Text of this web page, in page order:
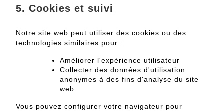
5. Cookies et suivi
Notre site web peut utiliser des cookies ou des
technologies similaires pour :
Améliorer l'expérience utilisateur
Collecter des données d'utilisation
anonymes à des fins d'analyse du site
web
Vous pouvez configurer votre navigateur pour